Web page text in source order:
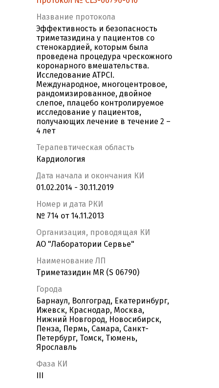
Название протокола
Эффективность и безопасность
триметазидина у пациентов со
стенокардией, которым была
проведена процедура чрескожного
коронарного вмешательства.
Исследование ATPCI.
Международное, многоцентровое,
рандомизированное, двойное
слепое, плацебо контролируемое
исследование у пациентов,
получающих лечение в течение 2 –
4 лет
Терапевтическая область
Кардиология
Дата начала и окончания КИ
01.02.2014 - 30.11.2019
Номер и дата РКИ
№ 714 от 14.11.2013
Организация, проводящая КИ
АО "Лаборатории Сервье"
Наименование ЛП
Триметазидин MR (S 06790)
Города
Барнаул, Волгоград, Екатеринбург,
Ижевск, Краснодар, Москва,
Нижний Новгород, Новосибирск,
Пенза, Пермь, Самара, Санкт-
Петербург, Томск, Тюмень,
Ярославль
Фаза КИ